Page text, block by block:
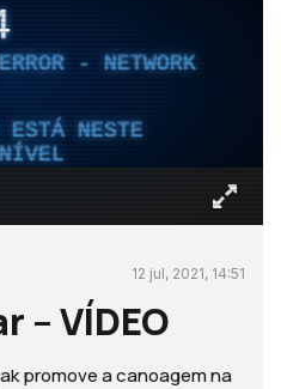
- NETWORK
ESTÁ NESTE
12 jul, 2021, 14:51
– VÍDEO
promove a canoagem na